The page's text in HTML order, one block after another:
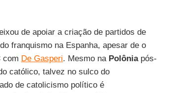
de apoiar a criação de partidos de
franquismo na Espanha, apesar de o
com De Gasperi. Mesmo na Polôniapós-
católico, talvez no sulco do
de catolicismo político é